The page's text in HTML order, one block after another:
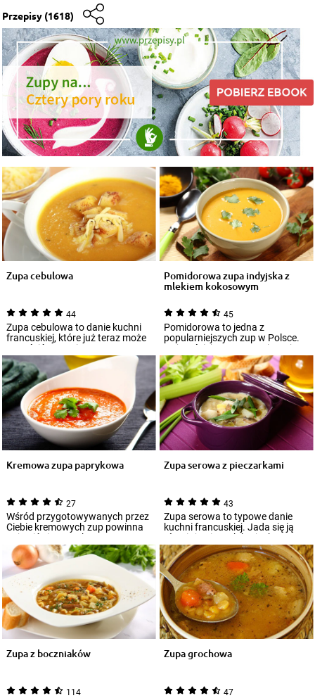
Przepisy (1618)
Zupa cebulowa
44
Zupa cebulowa to danie kuchni
francuskiej, które już teraz może
zagościć w Twoim menu.
Chociaż na...
Pomidorowa zupa indyjska z
mlekiem kokosowym
45
Pomidorowa to jedna z
popularniejszych zup w Polsce.
Najczęściej przygotowujemy ją z
ugotowanego...
Kremowa zupa paprykowa
27
Wśród przygotowywanych przez
Ciebie kremowych zup powinna
pojawić się paprykowa. To
wyborna propo...
Zupa serowa z pieczarkami
43
Zupa serowa to typowe danie
kuchni francuskiej. Jada się ją
również w innych krajach.
Charakteryz...
Zupa z boczniaków
114
Zupa grochowa
47